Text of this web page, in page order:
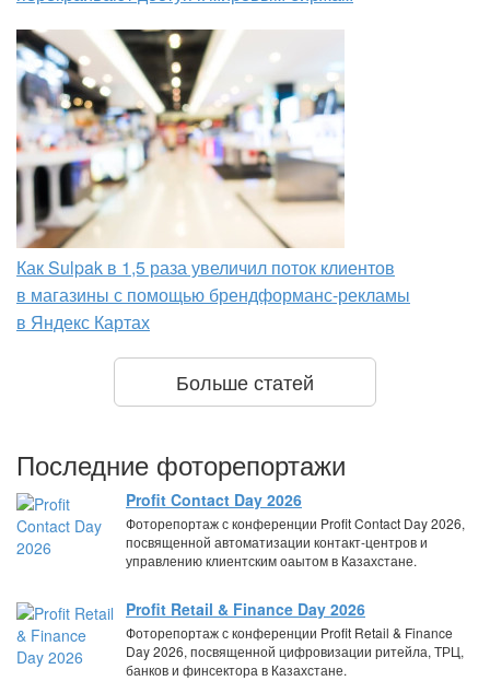
Как Sulpak в 1,5 раза увеличил поток клиентов
в магазины с помощью брендформанс-рекламы
в Яндекс Картах
Больше статей
Последние фоторепортажи
Profit Contact Day 2026
Фоторепортаж с конференции Profit Contact Day 2026,
посвященной автоматизации контакт-центров и
управлению клиентским оаытом в Казахстане.
Profit Retail & Finance Day 2026
Фоторепортаж с конференции Profit Retail & Finance
Day 2026, посвященной цифровизации ритейла, ТРЦ,
банков и финсектора в Казахстане.